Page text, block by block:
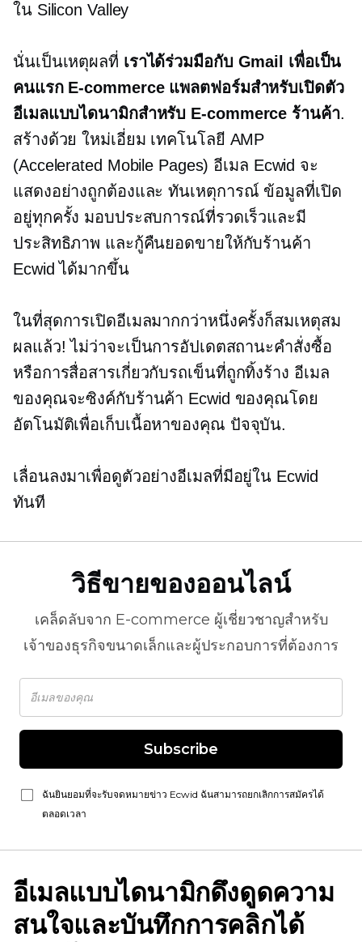
ใน Silicon Valley
นั่นเป็นเหตุผลที่ เราได้ร่วมมือกับ Gmail เพื่อเป็น
คนแรก E-commerceแพลตฟอร์มสำหรับเปิดตัว
อีเมลแบบไดนามิกสำหรับ E-commerce ร้านค้า.
สร้างด้วยใหม่เอี่ยม เทคโนโลยี AMP
(Accelerated Mobile Pages) อีเมล Ecwid จะ
แสดงอย่างถูกต้องและทันเหตุการณ์ ข้อมูลที่เปิด
อยู่ทุกครั้ง มอบประสบการณ์ที่รวดเร็วและมี
ประสิทธิภาพ และกู้คืนยอดขายให้กับร้านค้า
Ecwid ได้มากขึ้น
ในที่สุดการเปิดอีเมลมากกว่าหนึ่งครั้งก็สมเหตุสม
ผลแล้ว! ไม่ว่าจะเป็นการอัปเดตสถานะคำสั่งซื้อ
หรือการสื่อสารเกี่ยวกับรถเข็นที่ถูกทิ้งร้าง อีเมล
ของคุณจะซิงค์กับร้านค้า Ecwid ของคุณโดย
อัตโนมัติเพื่อเก็บเนื้อหาของคุณ ปัจจุบัน.
เลื่อนลงมาเพื่อดูตัวอย่างอีเมลที่มีอยู่ใน Ecwid
ทันที
วิธีขายของออนไลน์
เคล็ดลับจาก E-commerce ผู้เชี่ยวชาญสำหรับ
เจ้าของธุรกิจขนาดเล็กและผู้ประกอบการที่ต้องการ
Subscribe
ฉันยินยอมที่จะรับจดหมายข่าว Ecwid ฉันสามารถยกเลิกการสมัครได้
ตลอดเวลา
อีเมลแบบไดนามิกดึงดูดความ
สนใจและบันทึกการคลิกได้